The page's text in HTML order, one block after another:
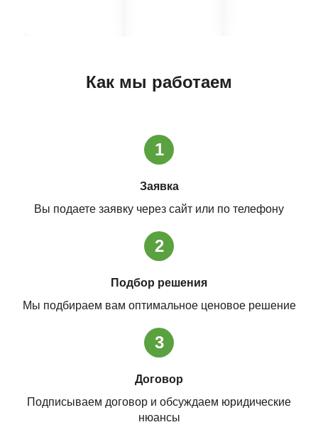
Как мы работаем
1
Заявка
Вы подаете заявку через сайт или по телефону
2
Подбор решения
Мы подбираем вам оптимальное ценовое решение
3
Договор
Подписываем договор и обсуждаем юридические
нюансы